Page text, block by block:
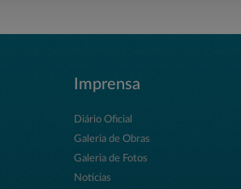
Imprensa
Diário Oficial
Galeria de Obras
Galeria de Fotos
Notícias